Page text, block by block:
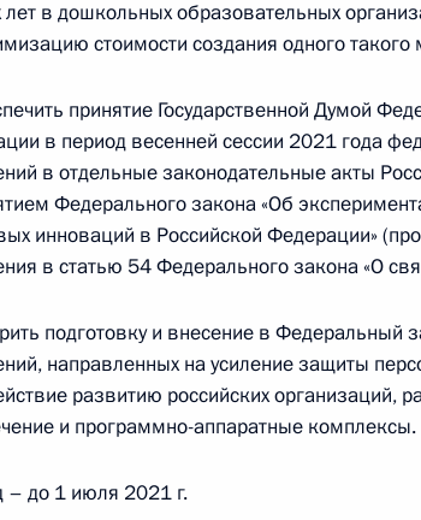
2021 года, 15:30
указ о дополнительных мерах
семей, имеющих детей
2021 года, 19:00
кодекс внесены изменения,
времени для отпуска работникам с
лет в дошкольных образовательных
стоимости создания одного такого
принятие Государственной Думой
в период весенней сессии 2021 года
в отдельные законодательные акты
Федерального закона «Об
инноваций в Российской Федерации»
в статью 54 Федерального закона «О
подготовку и внесение в Федеральный
направленных на усиление защиты
развитию российских
и программно-аппаратные комплексы.
– до 1 июля 2021 г.